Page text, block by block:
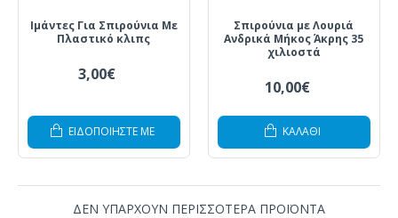
Ιμάντες Για Σπιρούνια Με
Πλαστικό κλιπς
3,00€
ΕΙΔΟΠΟΙΗΣΤΕ ΜΕ
Σπιρούνια με Λουριά
Ανδρικά Μήκος Άκρης 35
χιλιοστά
10,00€
ΚΑΛΆΘΙ
ΔΕΝ ΥΠΑΡΧΟΥΝ ΠΕΡΙΣΣΟΤΕΡΑ ΠΡΟΪΟΝΤΑ